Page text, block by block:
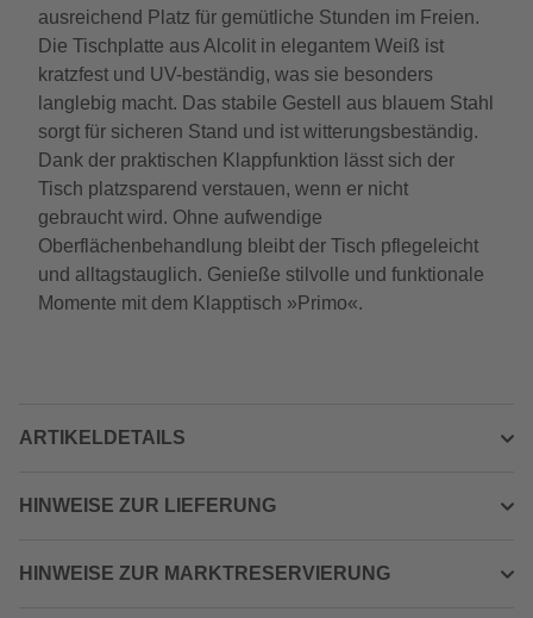
ausreichend Platz für gemütliche Stunden im Freien.
Die Tischplatte aus Alcolit in elegantem Weiß ist
kratzfest und UV-beständig, was sie besonders
langlebig macht. Das stabile Gestell aus blauem Stahl
sorgt für sicheren Stand und ist witterungsbeständig.
Dank der praktischen Klappfunktion lässt sich der
Tisch platzsparend verstauen, wenn er nicht
gebraucht wird. Ohne aufwendige
Oberflächenbehandlung bleibt der Tisch pflegeleicht
und alltagstauglich. Genieße stilvolle und funktionale
Momente mit dem Klapptisch »Primo«.
ARTIKELDETAILS
HINWEISE ZUR LIEFERUNG
HINWEISE ZUR MARKTRESERVIERUNG